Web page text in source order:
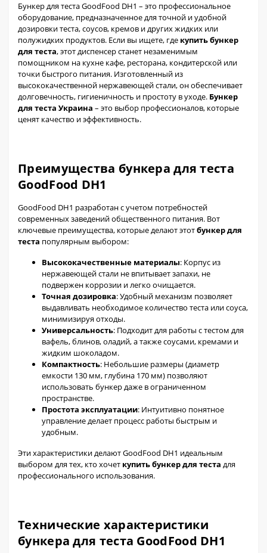
Бункер для теста GoodFood DH1 – это профессиональное
оборудование, предназначенное для точной и удобной
дозировки теста, соусов, кремов и других жидких или
полужидких продуктов. Если вы ищете, где купить бункер
для теста, этот диспенсер станет незаменимым
помощником на кухне кафе, ресторана, кондитерской или
точки быстрого питания. Изготовленный из
высококачественной нержавеющей стали, он обеспечивает
долговечность, гигиеничность и простоту в уходе. Бункер
для теста Украина – это выбор профессионалов, которые
ценят качество и эффективность.
Преимущества бункера для теста
GoodFood DH1
GoodFood DH1 разработан с учетом потребностей
современных заведений общественного питания. Вот
ключевые преимущества, которые делают этотбункер для
теста популярным выбором:
Высококачественные материалы: Корпус из
нержавеющей стали не впитывает запахи, не
подвержен коррозии и легко очищается.
Точная дозировка: Удобный механизм позволяет
выдавливать необходимое количество теста или соуса,
минимизируя отходы.
Универсальность: Подходит для работы с тестом для
вафель, блинов, оладий, а также соусами, кремами и
жидким шоколадом.
Компактность: Небольшие размеры (диаметр
емкости 130 мм, глубина 170 мм) позволяют
использовать бункер даже в ограниченном
пространстве.
Простота эксплуатации: Интуитивно понятное
управление делает процесс работы быстрым и
удобным.
Эти характеристики делают GoodFood DH1 идеальным
выбором для тех, кто хочет купить бункер для теста для
профессионального использования.
Технические характеристики
бункера для теста GoodFood DH1